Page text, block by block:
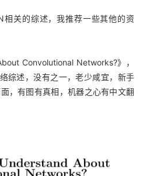
关的综述，我推荐一些其他的资
Convolutional Networks?》 ，
综述，没有之一，老少咸宜，新手
，有图有真相，机器之心有中文翻